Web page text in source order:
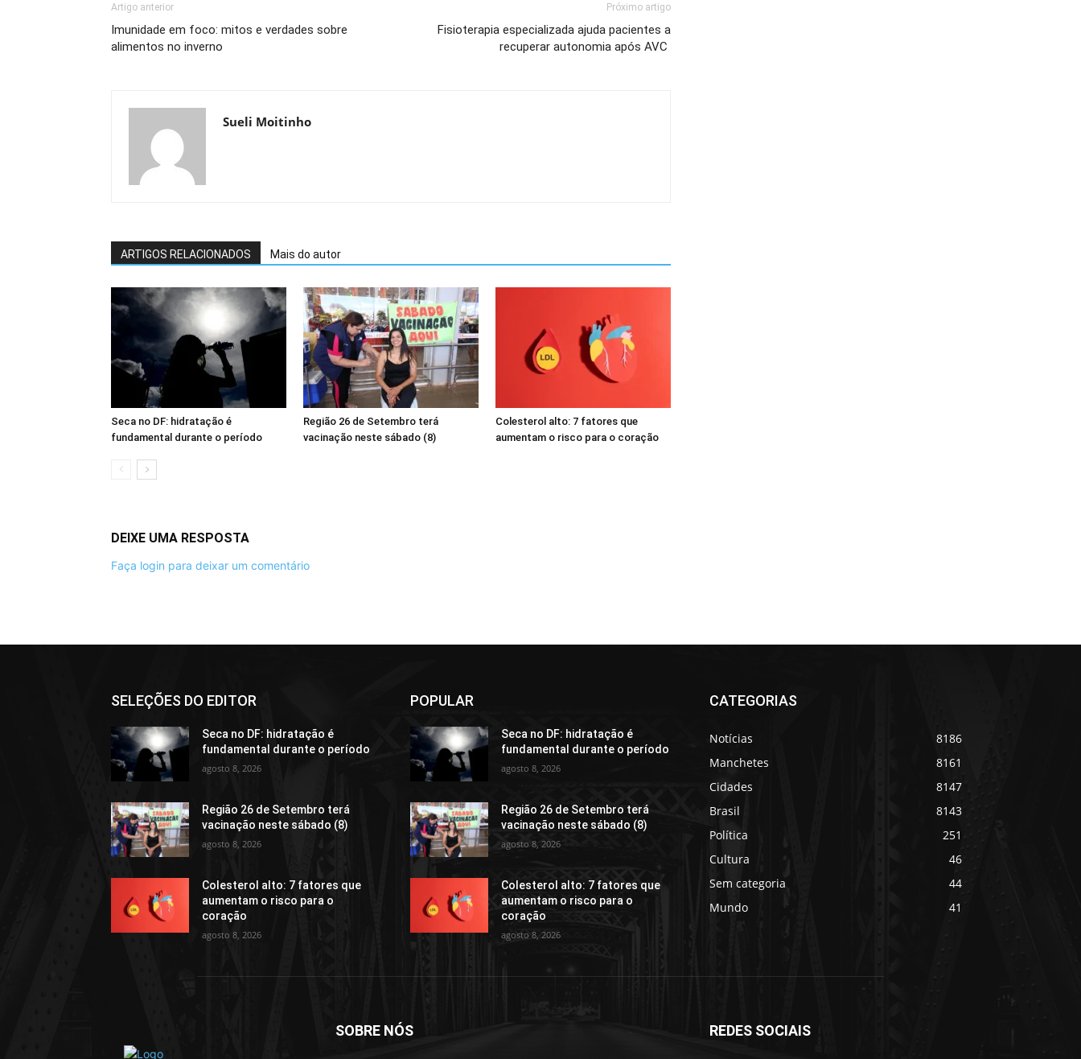
Artigo anterior
Imunidade em foco: mitos e verdades sobre
alimentos no inverno
Próximo artigo
Fisioterapia especializada ajuda pacientes a
recuperar autonomia após AVC
Sueli Moitinho
ARTIGOS RELACIONADOS Mais do autor
Seca no DF: hidratação é
fundamental durante o período
Região 26 de Setembro terá
vacinação neste sábado (8)
Colesterol alto: 7 fatores que
aumentam o risco para o coração
DEIXE UMA RESPOSTA
Faça login para deixar um comentário
SELEÇÕES DO EDITOR
Seca no DF: hidratação é
fundamental durante o período
agosto 8, 2026
Região 26 de Setembro terá
vacinação neste sábado (8)
agosto 8, 2026
Colesterol alto: 7 fatores que
aumentam o risco para o
coração
agosto 8, 2026
POPULAR
Seca no DF: hidratação é
fundamental durante o período
agosto 8, 2026
Região 26 de Setembro terá
vacinação neste sábado (8)
agosto 8, 2026
Colesterol alto: 7 fatores que
aumentam o risco para o
coração
agosto 8, 2026
CATEGORIAS
Notícias
8186
Manchetes
8161
Cidades
8147
Brasil
8143
Política
251
Cultura
46
Sem categoria
44
Mundo
41
SOBRE NÓS REDES SOCIAIS